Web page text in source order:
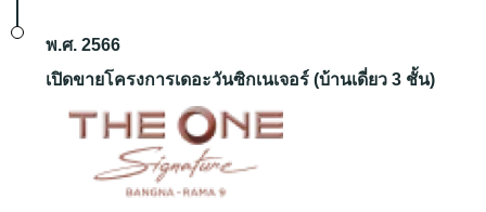
พ.ศ. 2566
เปิดขายโครงการเดอะวันซิกเนเจอร์ (บ้านเดี่ยว 3 ชั้น)